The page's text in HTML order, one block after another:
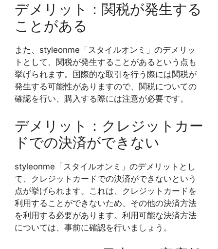
デメリット：関税が発生する
ことがある
また、styleonme「スタイルオンミ」のデメリッ
トとして、関税が発生することがあるという点も
挙げられます。国際的な取引を行う際には関税が
発生する可能性がありますので、関税についての
確認を行い、購入する際には注意が必要です。
デメリット：クレジットカー
ドでの決済ができない
styleonme「スタイルオンミ」のデメリットとし
て、クレジットカードでの決済ができないという
点が挙げられます。これは、クレジットカードを
利用することができないため、その他の決済方法
を利用する必要があります。利用可能な決済方法
については、事前に確認を行いましょう。